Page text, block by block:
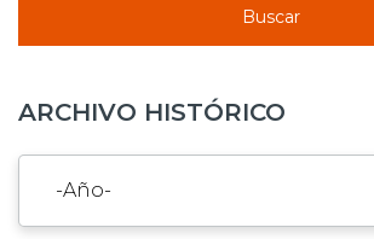
Buscar
ARCHIVO HISTÓRICO